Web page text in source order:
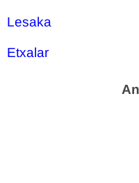
Lesaka
Etxalar